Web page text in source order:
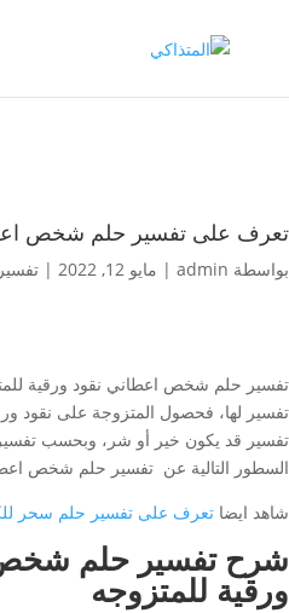
تعرف على تفسير حلم شخص
بواسطة admin
| مايو 12, 2022 |
تفسير حلم شخص اعطاني نقود ورقية
تفسير لها، فحصول المتزوجة على نقود
تفسير قد يكون خير أو شر، وبحسب
السطور التالية عن تفسير حلم شخص
شاهد ايضا تعرف على تفسير حلم سحر
شرح تفسير حلم
ورقية للمتزوجه